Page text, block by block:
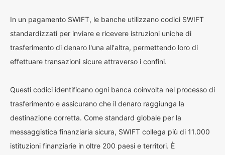
In un pagamento SWIFT, le banche utilizzano codici SWIFT
standardizzati per inviare e ricevere istruzioni uniche di
trasferimento di denaro l'una all'altra, permettendo loro di
effettuare transazioni sicure attraverso i confini.
Questi codici identificano ogni banca coinvolta nel processo di
trasferimento e assicurano che il denaro raggiunga la
destinazione corretta. Come standard globale per la
messaggistica finanziaria sicura, SWIFT collega più di 11.000
istituzioni finanziarie in oltre 200 paesi e territori. È